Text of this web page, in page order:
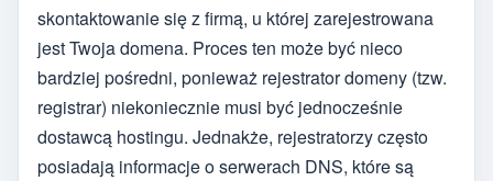
skontaktowanie się z firmą, u której zarejestrowana
jest Twoja domena. Proces ten może być nieco
bardziej pośredni, ponieważ rejestrator domeny (tzw.
registrar) niekoniecznie musi być jednocześnie
dostawcą hostingu. Jednakże, rejestratorzy często
posiadają informacje o serwerach DNS, które są